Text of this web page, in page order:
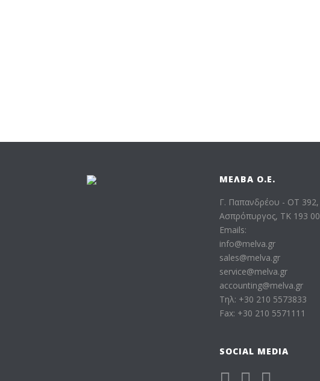
ΜΕΛΒΑ Ο.Ε.
Γ. Παπανδρέου - ΟΤ 392,
Ασπρόπυργος, ΤΚ 193 00
Emails:
info@melva.gr
sales@melva.gr
service@melva.gr
accounting@melva.gr
Τηλ: +30 210 5573833
Fax: +30 210 5571111
SOCIAL MEDIA